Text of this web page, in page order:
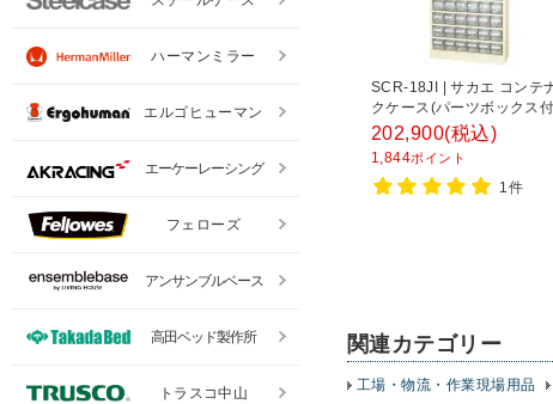
SCR-18JI | サカエ コンテ
クケース(パーツボックス
段 66個収納 50kg/段 工具
幅852×奥行320×高さ
202,900(税込)
1,844ポイント
1件
関連カテゴリー
工場・物流・作業現場用品
ハーマンミラー
エルゴヒューマン
エーケーレーシング
フェローズ
アンサンブルベース
高田ベッド製作所
トラスコ中山